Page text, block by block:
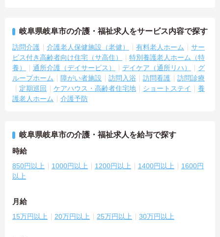
岐阜県岐阜市の介護・福祉求人をサービス内容で探す
訪問介護 介護老人保健施設（老健） 有料老人ホーム
サー
ビス付き高齢者向け住宅（サ高住）
特別養護老人ホーム（特
養）
通所介護（デイサービス） デイケア（通所リハ）
グ
ループホーム
障がい者施設 訪問入浴 訪問看護
訪問診療
定期巡回
ケアハウス・高齢者住宅地 ショートステイ
養
護老人ホーム
介護予防
岐阜県岐阜市の介護・福祉求人を給与で探す
時給
850円以上 1000円以上 1200円以上 1400円以上
1600円
以上
月給
15万円以上 20万円以上 25万円以上 30万円以上